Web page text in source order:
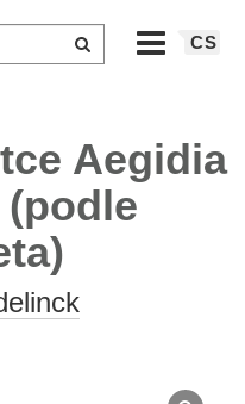
CS
Aegidia
(podle